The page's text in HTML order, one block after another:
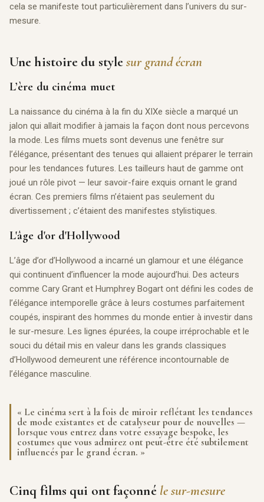
cela se manifeste tout particulièrement dans l’univers du sur-
mesure.
Une histoire du stylesur grand écran
L’ère du cinéma muet
La naissance du cinéma à la fin du XIXe siècle a marqué un
jalon qui allait modifier à jamais la façon dont nous percevons
la mode. Les films muets sont devenus une fenêtre sur
l’élégance, présentant des tenues qui allaient préparer le terrain
pour les tendances futures. Les tailleurs haut de gamme ont
joué un rôle pivot — leur savoir-faire exquis ornant le grand
écran. Ces premiers films n’étaient pas seulement du
divertissement ; c’étaient des manifestes stylistiques.
L'âge d'or d'Hollywood
L’âge d’or d’Hollywood a incarné un glamour et une élégance
qui continuent d’influencer la mode aujourd’hui. Des acteurs
comme Cary Grant et Humphrey Bogart ont défini les codes de
l’élégance intemporelle grâce à leurs costumes parfaitement
coupés, inspirant des hommes du monde entier à investir dans
le sur-mesure. Les lignes épurées, la coupe irréprochable et le
souci du détail mis en valeur dans les grands classiques
d’Hollywood demeurent une référence incontournable de
l’élégance masculine.
« Le cinéma sert à la fois de miroir reflétant les tendances
de mode existantes et de catalyseur pour de nouvelles —
lorsque vous entrez dans votre essayage bespoke, les
costumes que vous admirez ont peut-être été subtilement
influencés par le grand écran. »
Cinq films qui ont façonné le sur-mesure